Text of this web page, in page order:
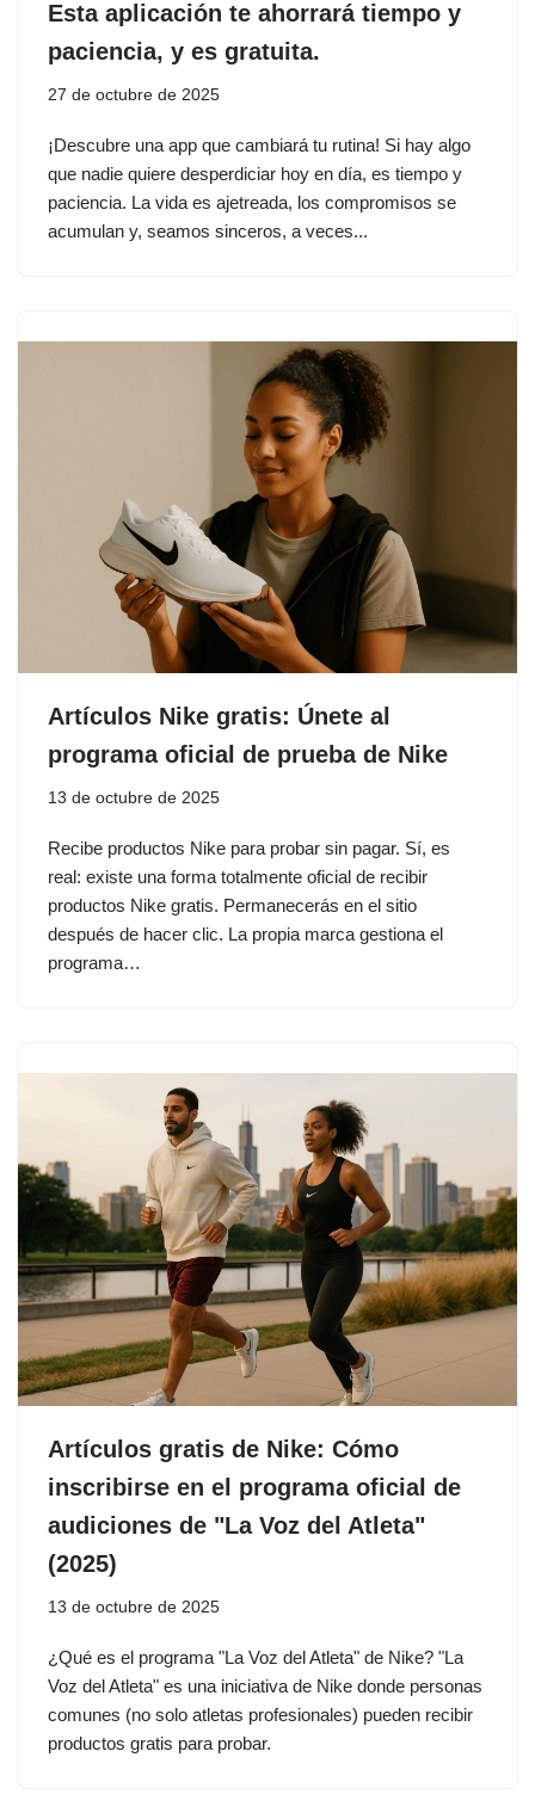
Esta aplicación te ahorrará tiempo y
paciencia, y es gratuita.
27 de octubre de 2025
¡Descubre una app que cambiará tu rutina! Si hay algo
que nadie quiere desperdiciar hoy en día, es tiempo y
paciencia. La vida es ajetreada, los compromisos se
acumulan y, seamos sinceros, a veces...
Artículos Nike gratis: Únete al
programa oficial de prueba de Nike
13 de octubre de 2025
Recibe productos Nike para probar sin pagar. Sí, es
real: existe una forma totalmente oficial de recibir
productos Nike gratis. Permanecerás en el sitio
después de hacer clic. La propia marca gestiona el
programa…
Artículos gratis de Nike: Cómo
inscribirse en el programa oficial de
audiciones de "La Voz del Atleta"
(2025)
13 de octubre de 2025
¿Qué es el programa "La Voz del Atleta" de Nike? "La
Voz del Atleta" es una iniciativa de Nike donde personas
comunes (no solo atletas profesionales) pueden recibir
productos gratis para probar.